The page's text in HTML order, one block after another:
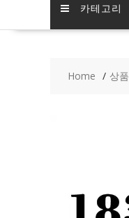
카테고리
Home 상품